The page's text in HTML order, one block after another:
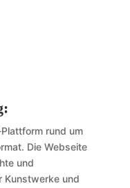
rund um
Die Webseite
und
Kunstwerke und